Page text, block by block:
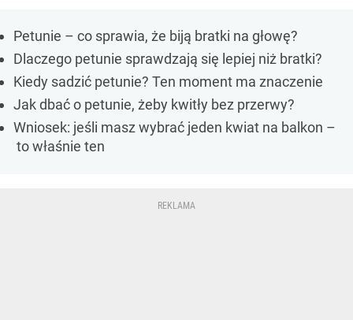
Petunie – co sprawia, że biją bratki na głowę?
Dlaczego petunie sprawdzają się lepiej niż bratki?
Kiedy sadzić petunie? Ten moment ma znaczenie
Jak dbać o petunie, żeby kwitły bez przerwy?
Wniosek: jeśli masz wybrać jeden kwiat na balkon –
to właśnie ten